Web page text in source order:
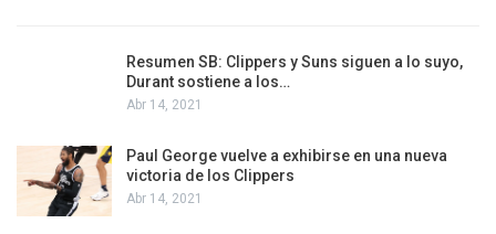
Resumen SB: Clippers y Suns siguen a lo suyo,
Durant sostiene a los…
Abr 14, 2021
Paul George vuelve a exhibirse en una nueva
victoria de los Clippers
Abr 14, 2021